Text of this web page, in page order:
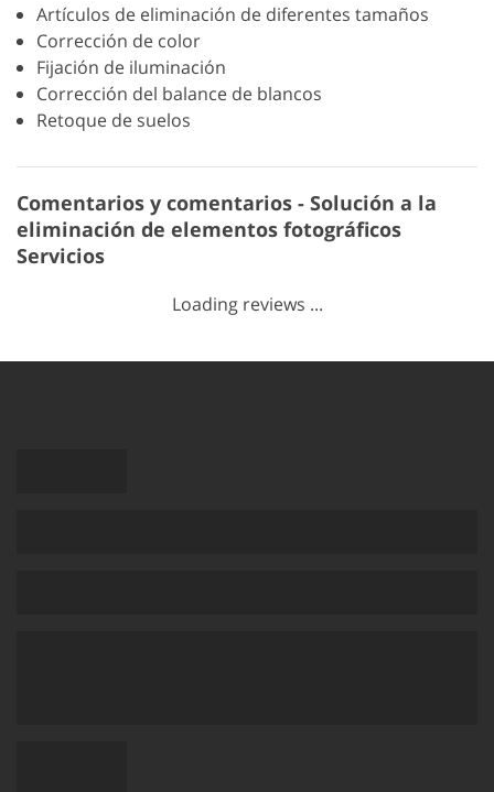
Artículos de eliminación de diferentes tamaños
Corrección de color
Fijación de iluminación
Corrección del balance de blancos
Retoque de suelos
Comentarios y comentarios - Solución a la
eliminación de elementos fotográficos
Servicios
Loading reviews ...